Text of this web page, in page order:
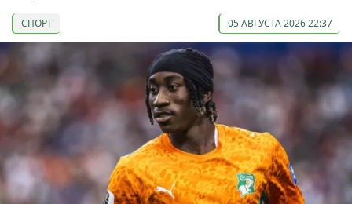
СПОРТ 05 АВГУСТА 2026 22:37